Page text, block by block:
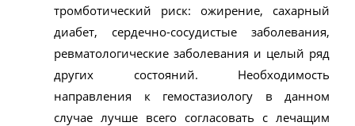
тромботический риск: ожирение, сахарный
диабет, сердечно-сосудистые заболевания,
ревматологические заболевания и целый ряд
других состояний. Необходимость
направления к гемостазиологу в данном
случае лучше всего согласовать с лечащим